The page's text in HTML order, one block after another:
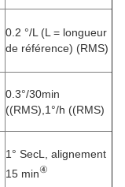
0.2 °/L (L = longueur
de référence) (RMS)
0.3°/30min
((RMS),1°/h ((RMS)
1° SecL, alignement
15 min④